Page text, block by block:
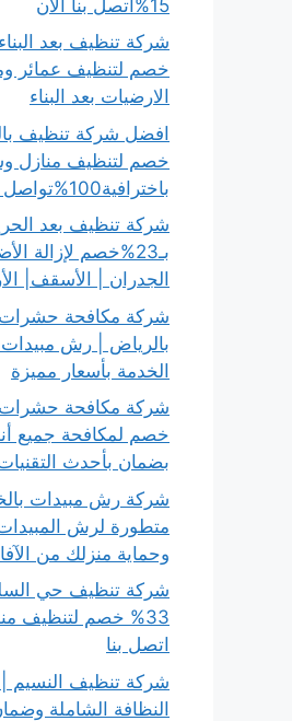
15%اتصل بنا الان
خصم لتنظيف عمائر
الارضيات بعد البناء
خصم لتنظيف منازل
باخترافية100%تواصل الان
شركة تنظيف بعد
الجدران | الأسقف|
شركة مكافحة
بالرياض | رش
الخدمة بأسعار مميزة
خصم لمكافحة جميع
بضمان بأحدث
شركة رش مبيدات
وحماية منزلك من
شركة تنظيف حي
33% خصم لتنظيف
اتصل بنا
شركة تنظيف